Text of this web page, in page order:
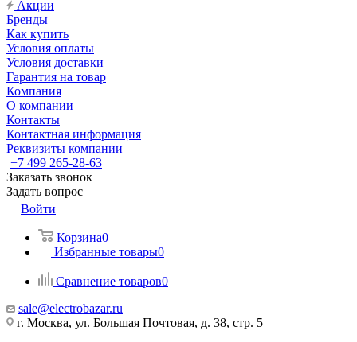
Акции
Бренды
Как купить
Условия оплаты
Условия доставки
Гарантия на товар
Компания
О компании
Контакты
Контактная информация
Реквизиты компании
+7 499 265-28-63
Заказать звонок
Задать вопрос
Войти
Корзина0
Избранные товары0
Сравнение товаров0
sale@electrobazar.ru
г. Москва, ул. Большая Почтовая, д. 38, стр. 5